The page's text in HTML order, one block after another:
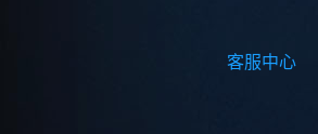
客服中心